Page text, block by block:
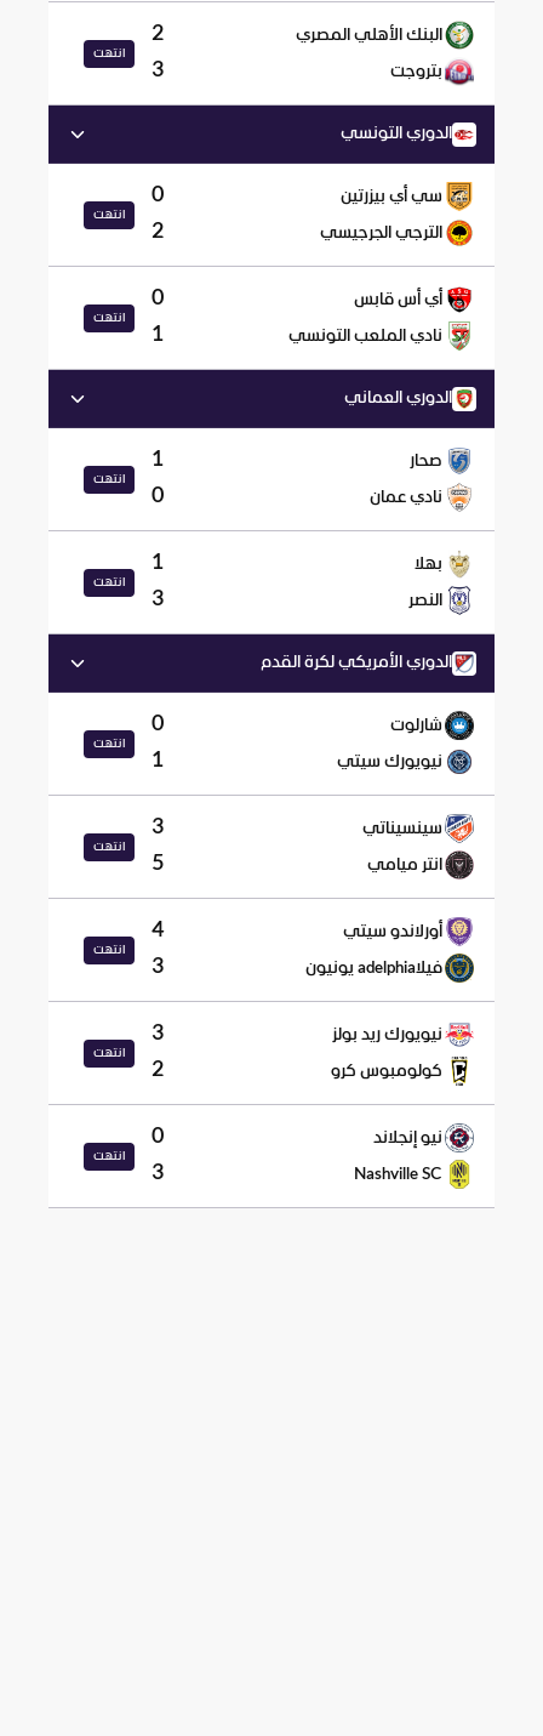
البنك الأهلي المصري 2
بتروجت 3
انتهت
الدوري التونسي
سي أي بيزرتين 0
الترجي الجرجيسي 2
انتهت
أي أس قابس 0
نادي الملعب التونسي 1
انتهت
الدوري العماني
صحار 1
نادي عمان 0
انتهت
بهلا 1
النصر 3
انتهت
الدوري الأمريكي لكرة القدم
شارلوت 0
نيويورك سيتي 1
انتهت
سينسيناتي 3
انتر ميامي 5
انتهت
أورلاندو سيتي 4
فيلاadelphia يونيون 3
انتهت
نيويورك ريد بولز 3
كولومبوس كرو 2
انتهت
نيو إنجلاند 0
Nashville SC
3
انتهت